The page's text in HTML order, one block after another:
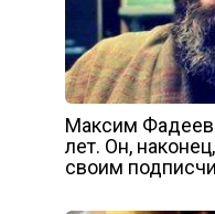
Максим Фадеев
лет. Он,
своим